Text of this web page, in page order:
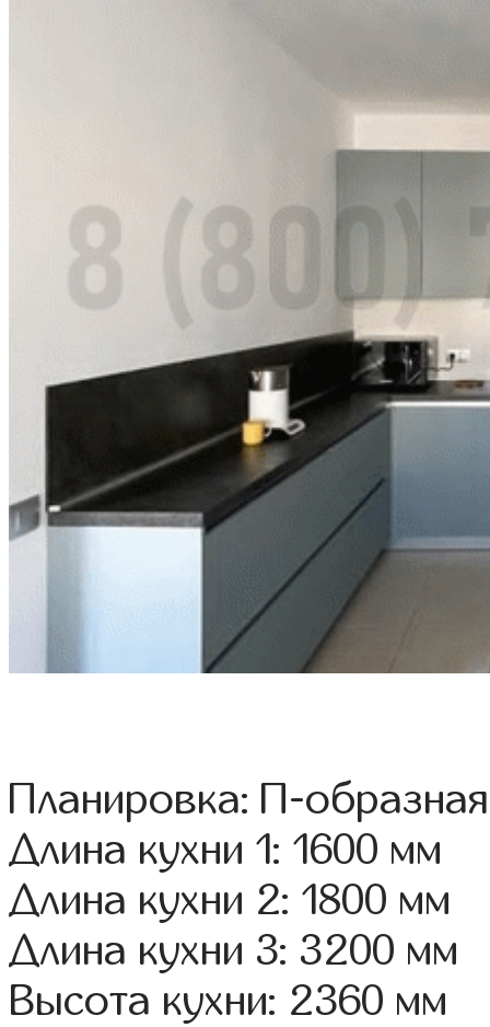
Планировка: П-образная
Длина кухни 1: 1600 мм
Длина кухни 2: 1800 мм
Длина кухни 3: 3200 мм
Высота кухни: 2360 мм